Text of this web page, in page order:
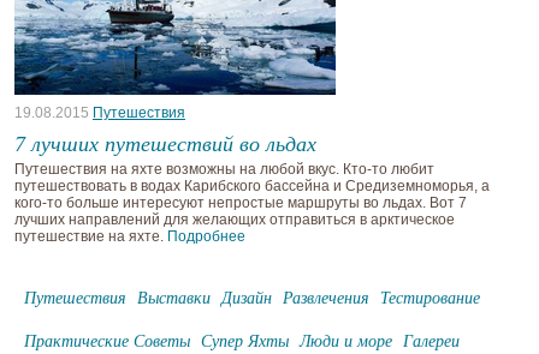
19.08.2015 Путешествия
7 лучших путешествий во льдах
Путешествия на яхте возможны на любой вкус. Кто-то любит
путешествовать в водах Карибского бассейна и Средиземноморья, а
кого-то больше интересуют непростые маршруты во льдах. Вот 7
лучших направлений для желающих отправиться в арктическое
путешествие на яхте. Подробнее
Путешествия Выставки Дизайн Развлечения Тестирование
Практические Советы Супер Яхты Люди и море Галереи